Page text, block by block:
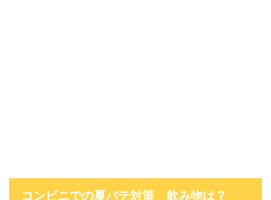
コンビニでの夏バテ対策 飲み物は？